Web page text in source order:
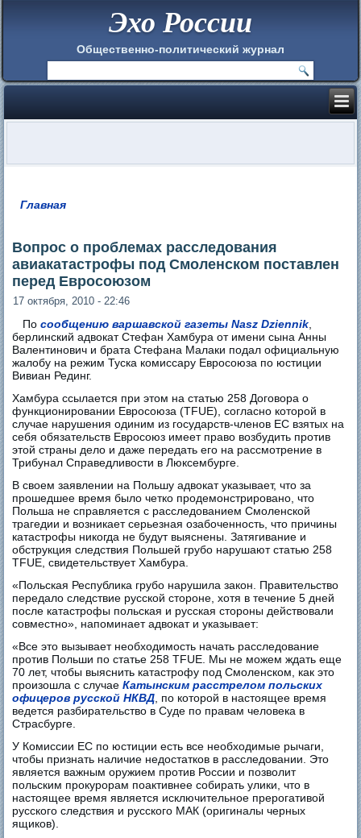
Эхо России
Общественно-политический журнал
Главная
Вопрос о проблемах расследования
авиакатастрофы под Смоленском поставлен
перед Евросоюзом
17 октября, 2010 - 22:46
По сообщению варшавской газеты Nasz Dziennik,
берлинский адвокат Стефан Хамбура от имени сына Анны
Валентинович и брата Стефана Малаки подал официальную
жалобу на режим Туска комиссару Евросоюза по юстиции
Вивиан Рединг.
Хамбура ссылается при этом на статью 258 Договора о
функционировании Евросоюза (TFUE), согласно которой в
случае нарушения одиним из государств-членов ЕС взятых на
себя обязательств Евросоюз имеет право возбудить против
этой страны дело и даже передать его на рассмотрение в
Трибунал Справедливости в Люксембурге.
В своем заявлении на Польшу адвокат указывает, что за
прошедшее время было четко продемонстрировано, что
Польша не справляется с расследованием Смоленской
трагедии и возникает серьезная озабоченность, что причины
катастрофы никогда не будут выяснены. Затягивание и
обструкция следствия Польшей грубо нарушают статью 258
TFUE, свидетельствует Хамбура.
«Польская Республика грубо нарушила закон. Правительство
передало следствие русской стороне, хотя в течение 5 дней
после катастрофы польская и русская стороны действовали
совместно», напоминает адвокат и указывает:
«Все это вызывает необходимость начать расследование
против Польши по статье 258 TFUE. Мы не можем ждать еще
70 лет, чтобы выяснить катастрофу под Смоленском, как это
произошла с случаеКатынским расстрелом польских
офицеров русской НКВД , по которой в настоящее время
ведется разбирательство в Суде по правам человека в
Страсбурге.
У Комиссии ЕС по юстиции есть все необходимые рычаги,
чтобы признать наличие недостатков в расследовании. Это
является важным оружием против России и позволит
польским прокурорам поактивнее собирать улики, что в
настоящее время является исключительное прерогативой
русского следствия и русского МАК (оригиналы черных
ящиков).